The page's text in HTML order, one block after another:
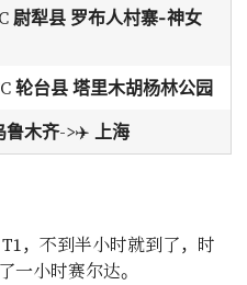
尉犁县 罗布人村寨-神女
轮台县 塔里木胡杨林公园
鲁木齐->✈️上海
，不到半小时就到了，时
一小时赛尔达。